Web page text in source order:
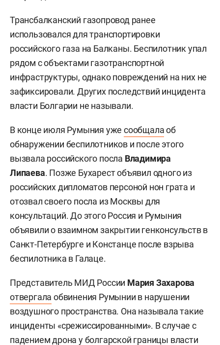
Трансбалканский газопровод ранее
использовался для транспортировки
российского газа на Балканы. Беспилотник упал
рядом с объектами газотранспортной
инфраструктуры, однако повреждений на них не
зафиксировали. Других последствий инцидента
власти Болгарии не называли.
В конце июля Румыния ужесообщалаоб
обнаружении беспилотников и после этого
вызвала российского посла Владимира
Липаева. Позже Бухарест объявил одного из
российских дипломатов персоной нон грата и
отозвал своего посла из Москвы для
консультаций. До этого Россия и Румыния
объявили о взаимном закрытии генконсульств в
Санкт-Петербурге и Констанце после взрыва
беспилотника в Галаце.
Представитель МИД России Мария Захарова
отвергала обвинения Румынии в нарушении
воздушного пространства. Она называла такие
инциденты «срежиссированными». В случае с
падением дрона у болгарской границы власти